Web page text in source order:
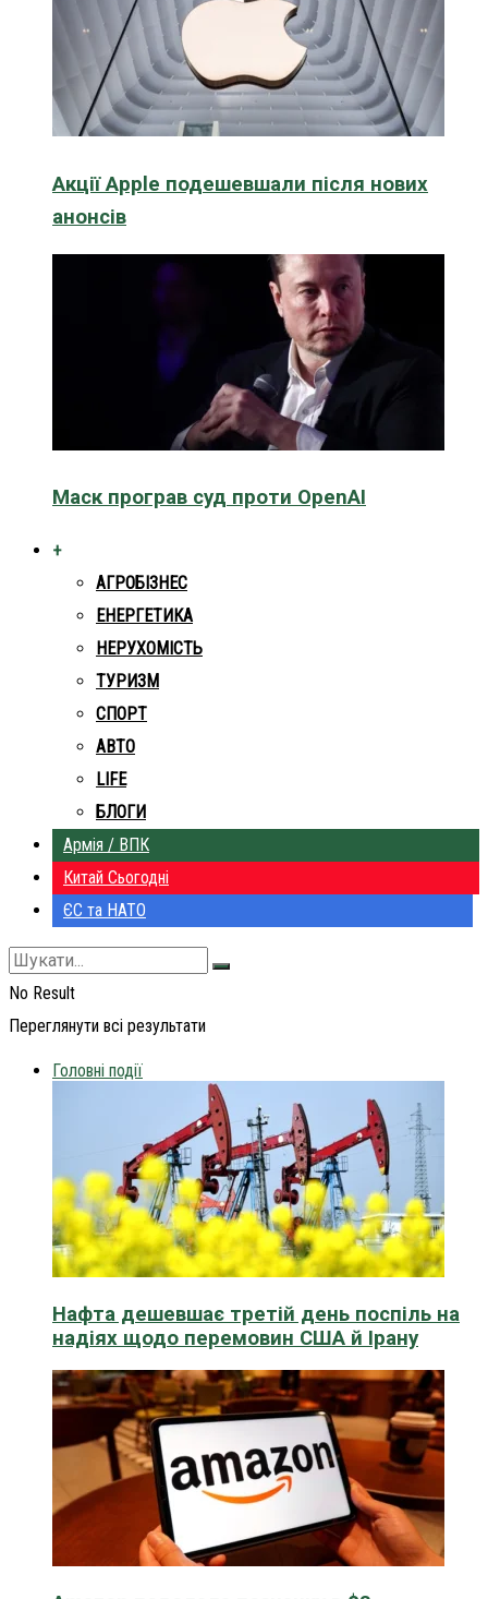
Акції Apple подешевшали після нових
анонсів
Маск програв суд проти OpenAI
+
АГРОБІЗНЕС
ЕНЕРГЕТИКА
НЕРУХОМІСТЬ
ТУРИЗМ
СПОРТ
АВТО
LIFE
БЛОГИ
Армія / ВПК
Китай Сьогодні
ЄС та НАТО
No Result
Переглянути всі результати
Головні події
Нафта дешевшає третій день поспіль на
надіях щодо перемовин США й Ірану